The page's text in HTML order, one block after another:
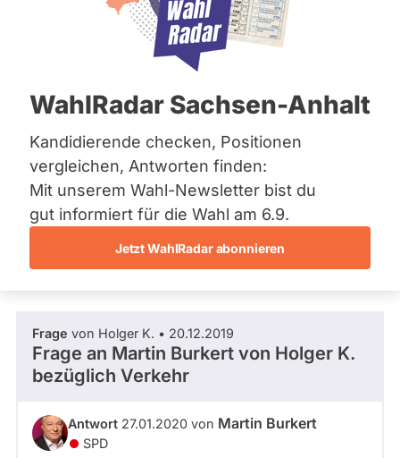
Bremen
Hamburg
Mecklenburg-Vorpommern
Nordrhein-Westfalen
Saarland
Sachsen
Sachsen-Anhalt
Schleswig-Holstein
Thüringen
WahlRadar Sachsen-Anhalt
Kandidierende checken, Positionen
vergleichen, Antworten finden:
Mit unserem Wahl-Newsletter bist du
gut informiert für die Wahl am 6.9.
Jetzt WahlRadar abonnieren
SPD
Dieser Politiker hat kein aktuelles und kein
zukünftiges Mandat und keine
Direktandidatur auf Landes-, Bundes- oder
Wahlliste werden bei uns nicht erfasst.
Die Fragefunktion ist für diese Person
derzeit nicht aktiv.
Politiker:innen
aktiven
oder
Mandaten
können
abgeordnetenwatch
befragt
Fragen und Antworten
Frage von Holger K. • 20.12.2019
Frage an Martin Burkert von Holger K.
bezüglich Verkehr
Antwort 27.01.2020 von Martin Burkert
SPD